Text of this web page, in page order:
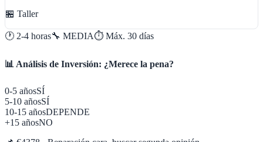
🏪 Taller
🕐 2-4 horas🔧 MEDIA⏱️ Máx. 30 días
📊 Análisis de Inversión: ¿Merece la pena?
0-5 añosSÍ
5-10 añosSÍ
10-15 añosDEPENDE
+15 añosNO